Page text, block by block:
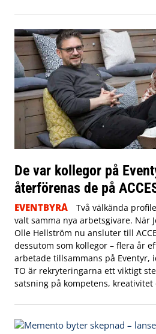
De var kollegor på
återförenas de på
EVENTBYRÅ
Två välkända
valt samma nya arbetsgivare. När
Olle Hellström nu ansluter till
dessutom som kollegor – flera år
arbetade tillsammans på Eventyr,
TO är rekryteringarna ett viktigt
satsning på kompetens, kreativitet